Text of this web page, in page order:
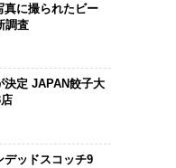
真に撮られたビー
調査
決定 JAPAN餃子大
デッドスコッチ9